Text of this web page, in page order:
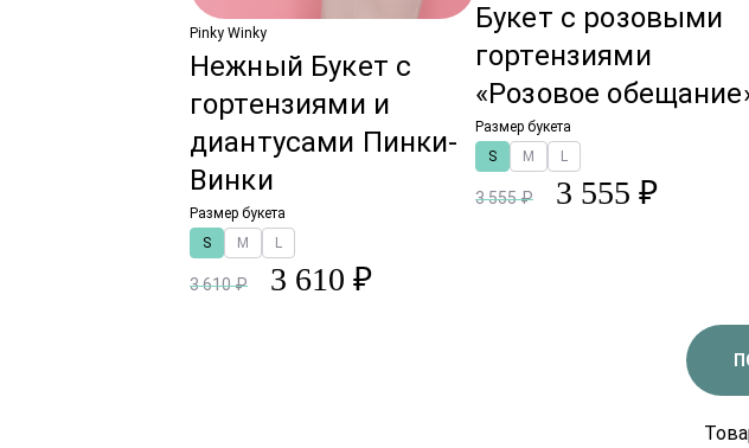
Pinky Winky
Нежный Букет с
гортензиями и
диантусами Пинки-
Винки
Размер букета
S
M L
3 610 ₽ 3 610 ₽
Букет с розовыми
гортензиями
«Розовое
Размер букета
S
M L
3 555 ₽ 3 555 ₽